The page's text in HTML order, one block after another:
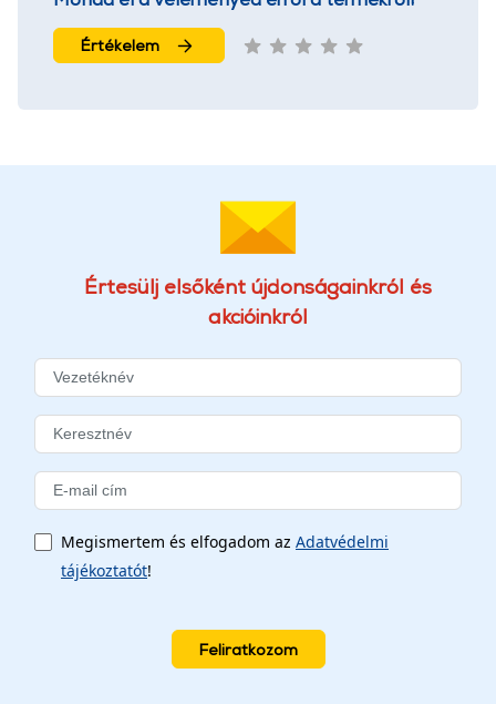
Értékelem
Értesülj elsőként újdonságainkról és
akcióinkról
Megismertem és elfogadom az Adatvédelmi
tájékoztatót!
Feliratkozom